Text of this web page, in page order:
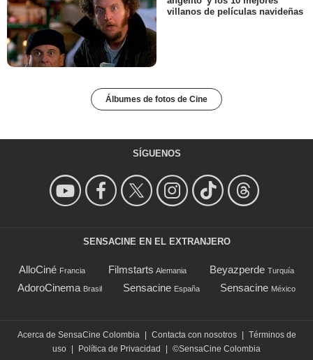
villanos de películas navideñas
Álbumes de fotos de Cine
SÍGUENOS
SENSACINE EN EL EXTRANJERO
AlloCiné Francia Filmstarts Alemania Beyazperde Turquía
AdoroCinema Brasil Sensacine España Sensacine México
Acerca de SensaCine Colombia | Contacta con nosotros | Términos de
uso | Política de Privacidad | ©SensaCine Colombia